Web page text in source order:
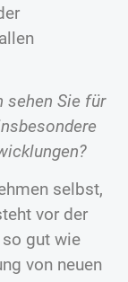
sehen Sie für
selbst,
vor der
gut wie
von neuen